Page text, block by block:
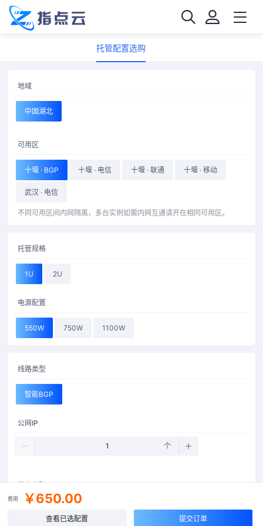
托管配置选购
地域
中国湖北
可用区
十堰 · BGP 十堰 · 电信 十堰 · 联通 十堰 · 移动
武汉 · 电信
不同可用区间内网隔离，多台实例如需内网互通请开在相同可用区。
托管规格
1U 2U
电源配置
550W 750W 1100W
线路类型
智能BGP
公网IP
个
带宽上限
Mbps
费用 ￥650.00
查看已选配置 提交订单